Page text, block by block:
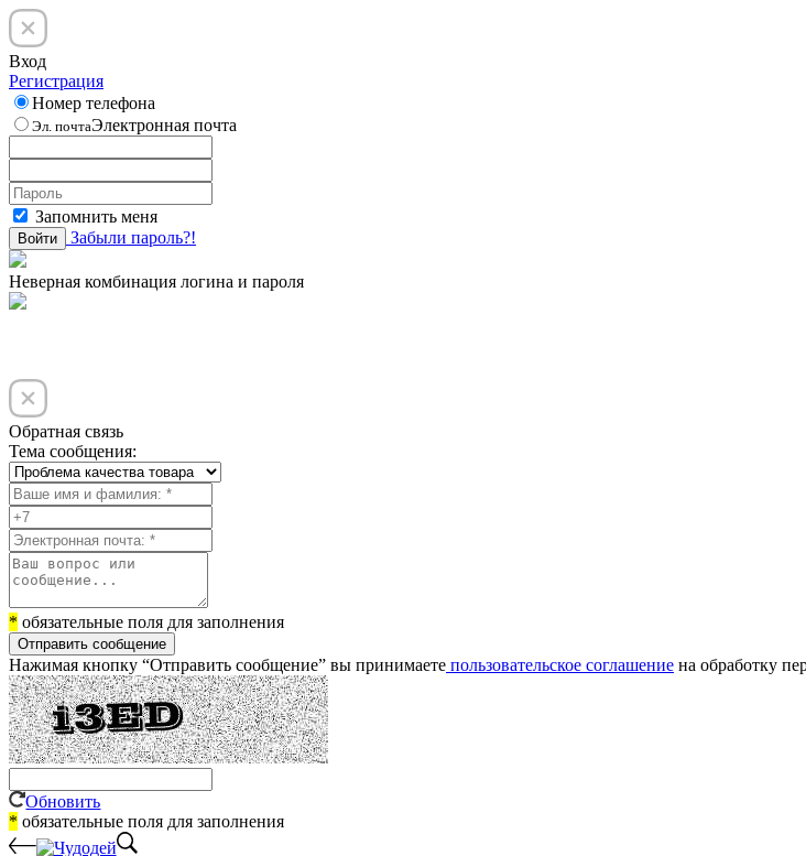
Вход
Регистрация
Номер телефона
Эл. почтаЭлектронная почта
Запомнить меня
Войти Забыли пароль?!
Неверная комбинация логина и пароля
Обратная связь
Тема сообщения:
* обязательные поля для заполнения
Отправить сообщение
Нажимая кнопку “Отправить сообщение” вы принимаете пользовательское соглашение на обработку
Обновить
* обязательные поля для заполнения